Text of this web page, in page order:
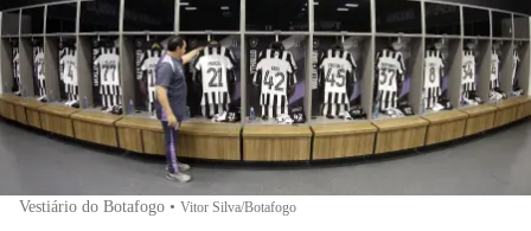
Vestiário do Botafogo • Vitor Silva/Botafogo